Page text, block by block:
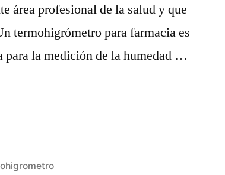
área profesional de la salud y que
termohigrómetro para farmacia es
para la medición de la humedad …